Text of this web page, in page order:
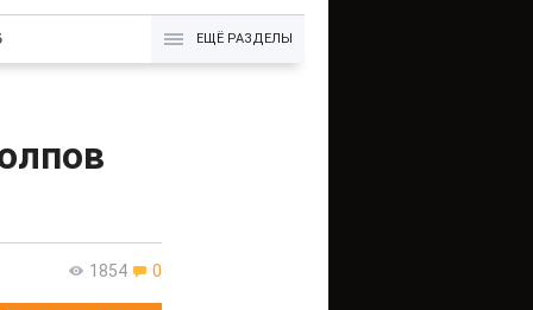
ЕЩЁ РАЗДЕЛЫ
1854 0